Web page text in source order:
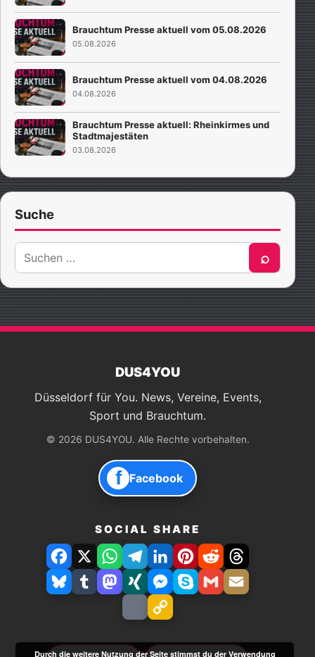
Brauchtum Presse aktuell vom 05.08.2026
05.08.2026
Brauchtum Presse aktuell vom 04.08.2026
04.08.2026
Brauchtum Presse aktuell: Rheinkirmes und
Stadtmajestäten
03.08.2026
Suche
Suche
nach:
⌕
DUS4YOU
Düsseldorf für You. News, Vereine, Events,
Sport und Brauchtum.
© 2026 DUS4YOU. Alle Rechte vorbehalten.
f Facebook
SOCIAL SHARE
Facebook
X WhatsApp
Telegram
LinkedInPinterest
RedditThreads
BlueskyTumblrMastodon
XingFacebook
Messenger
SkypeGmailE-
Drucken
Link
Durch die weitere Nutzung der Seite stimmst du der Verwendung